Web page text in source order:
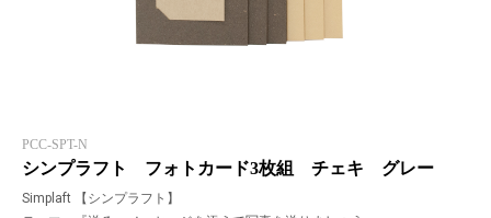
PCC-SPT-N
シンプラフト フォトカード3枚組 チェキ グレー
Simplaft 【シンプラフト】